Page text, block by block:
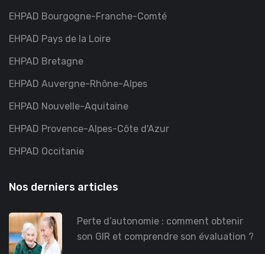
EHPAD Bourgogne-Franche-Comté
EHPAD Pays de la Loire
EHPAD Bretagne
EHPAD Auvergne-Rhône-Alpes
EHPAD Nouvelle-Aquitaine
EHPAD Provence-Alpes-Côte d'Azur
EHPAD Occitanie
Nos derniers articles
Perte d’autonomie : comment obtenir
son GIR et comprendre son évaluation ?